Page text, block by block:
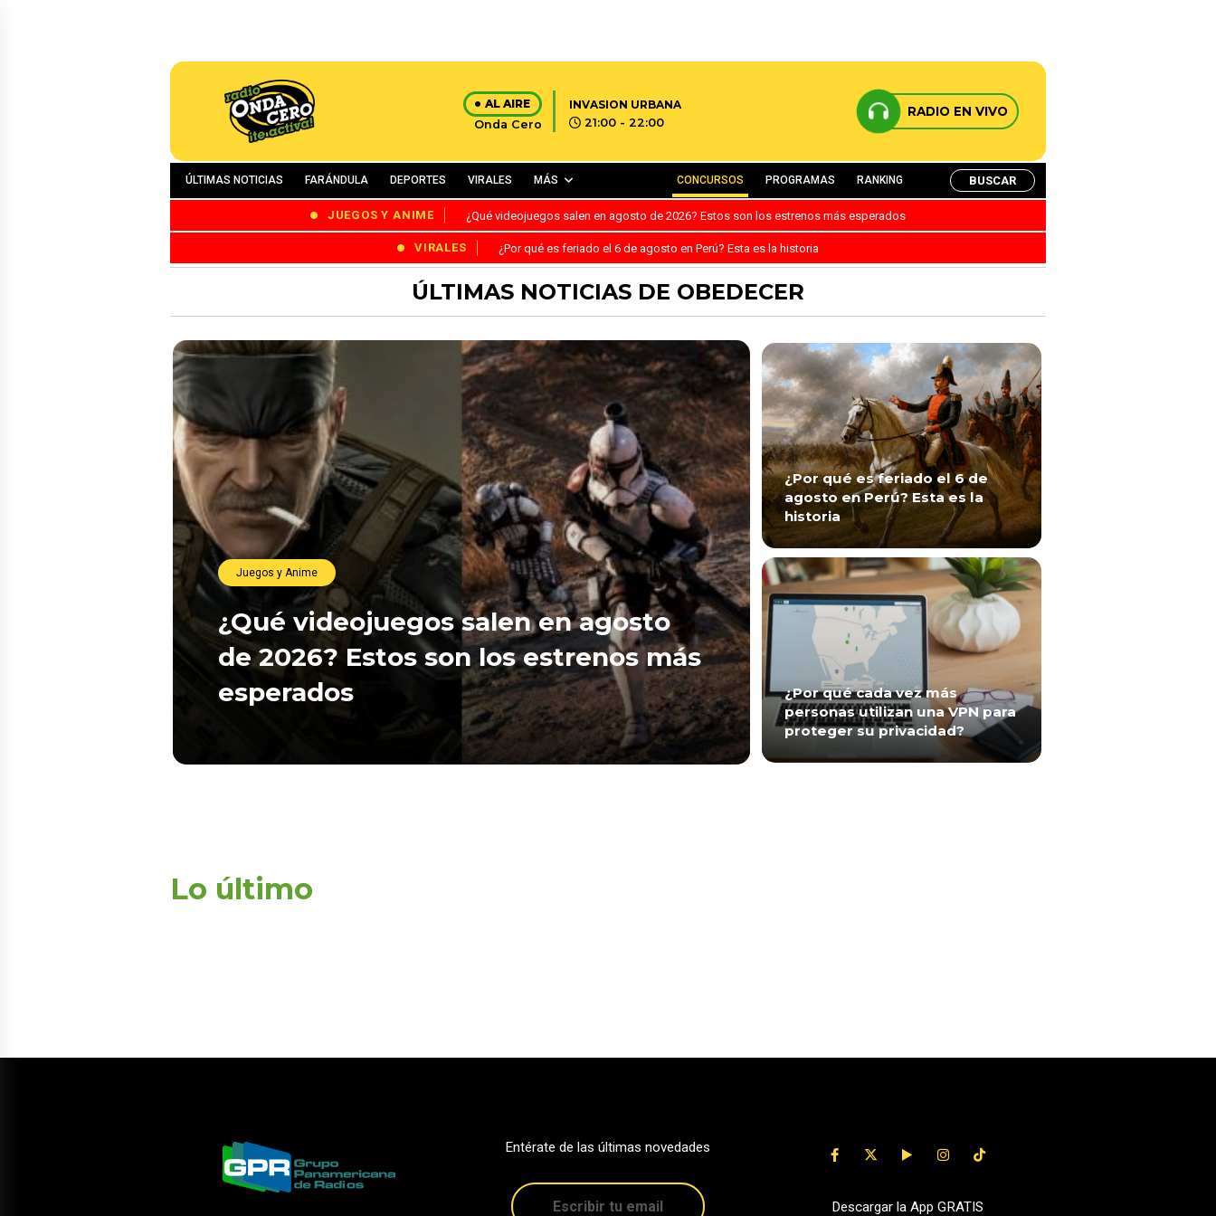
AL AIRE
Onda Cero
INVASION URBANA
21:00 - 22:00
RADIO EN VIVO
ÚLTIMAS NOTICIAS FARÁNDULA DEPORTES VIRALES MÁS CONCURSOS PROGRAMAS RANKING BUSCAR
JUEGOS Y ANIME ¿Qué videojuegos salen en agosto de 2026? Estos son los estrenos más esperados
VIRALES ¿Por qué es feriado el 6 de agosto en Perú? Esta es la historia
ÚLTIMAS NOTICIAS DE OBEDECER
Juegos y Anime
¿Qué videojuegos salen en agosto
de 2026? Estos son los estrenos más
esperados
¿Por qué es feriado el 6 de
agosto en Perú? Esta es la
historia
¿Por qué cada vez más
personas utilizan una VPN para
proteger su privacidad?
Lo último
Entérate de las últimas novedades
Descargar la App GRATIS